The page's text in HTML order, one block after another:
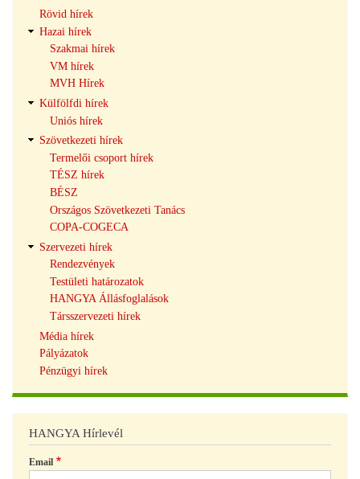
navigáció
Rövid hírek
Hazai hírek
Szakmai hírek
VM hírek
MVH Hírek
Külfölfdi hírek
Uniós hírek
Szövetkezeti hírek
Termelői csoport hírek
TÉSZ hírek
BÉSZ
Országos Szövetkezeti Tanács
COPA-COGECA
Szervezeti hírek
Rendezvények
Testületi határozatok
HANGYA Állásfoglalások
Társszervezeti hírek
Média hírek
Pályázatok
Pénzügyi hírek
HANGYA Hírlevél
Email